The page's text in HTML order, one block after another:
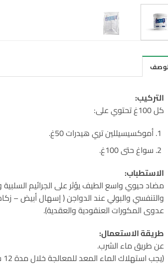
التركيب:
كل 100غ تحتوي على:
أموكسيسيللين تري هيدرات 50غ.
سواغ حتى 100غ.
الاستطباب:
مضاد حيوي واسع الطيف يؤثر على الجرائيم
والتنفسي والبولي عند الدواجن ( إسهال أبيض –
عدوى المكورات العنقودية والعقدية).
طريقة الاستعمال:
عن طريق ماء الشرب.
(يجب استهلاك الماء المعد للمعالجة خلال مدة 12 ساعة من حل الدواء).